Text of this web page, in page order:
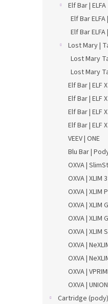
Elf Bar | ELFA
Elf Bar
Elf Bar
Lost Mary |
Lost Mary
Lost Mary
Elf Bar | ELF X
Elf Bar | ELF
Elf Bar | ELF
Elf Bar | ELF
VEEV | ONE
Blu Bar |
OXVA |
OXVA | XLIM
OXVA | XLIM
OXVA | XLIM
OXVA | XLIM
OXVA | XLIM
OXVA |
OXVA |
OXVA |
OXVA |
Cartridge (pody)